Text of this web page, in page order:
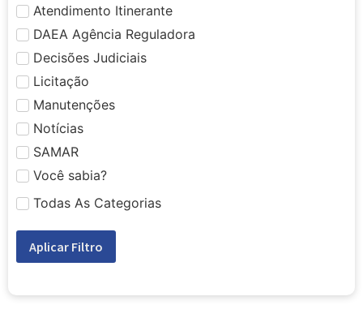
Atendimento Itinerante
DAEA Agência Reguladora
Decisões Judiciais
Licitação
Manutenções
Notícias
SAMAR
Você sabia?
Todas As Categorias
Aplicar Filtro